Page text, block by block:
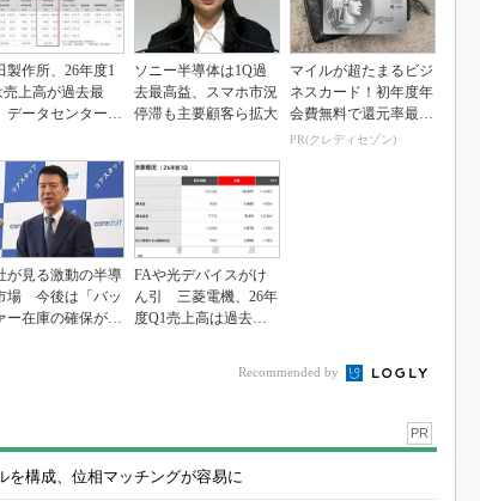
製作所、26年度1
売上高が過去最
ータセンター関
ソニー半導体は1Q過
去最高益、スマホ市況
停滞も主要顧客ら拡大
マイルが超たまるビジ
ネスカード！初年度年
会費無料で還元率最大
1.125%
PR(クレディセゾン)
が見る激動の半導
場 今後は「バッ
ー在庫の確保が重
FAや光デバイスがけ
ん引 三菱電機、26年
度Q1売上高は過去最
Recommended by
PR
を構成、位相マッチングが容易に